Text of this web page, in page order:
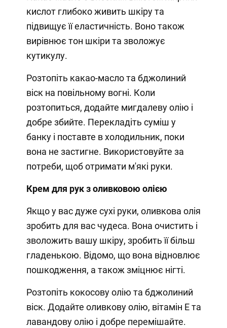
кислот глибоко живить шкіру та
підвищує її еластичність. Воно також
вирівнює тон шкіри та зволожує
кутикулу.
Розтопіть какао-масло та бджолиний
віск на повільному вогні. Коли
розтопиться, додайте мигдалеву олію і
добре збийте. Перекладіть суміш у
банку і поставте в холодильник, поки
вона не застигне. Використовуйте за
потреби, щоб отримати м'які руки.
Крем для рук з оливковою олією
Якщо у вас дуже сухі руки, оливкова олія
зробить для вас чудеса. Вона очистить і
зволожить вашу шкіру, зробить її більш
гладенькою. Відомо, що вона відновлює
пошкодження, а також зміцнює нігті.
Розтопіть кокосову олію та бджолиний
віск. Додайте оливкову олію, вітамін Е та
лавандову олію і добре перемішайте.